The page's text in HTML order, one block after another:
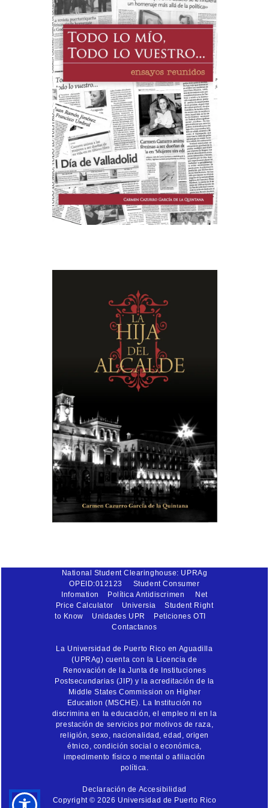
National Student Clearinghouse: UPRAg
OPEID:012123
Student Consumer
Infomation
Política Antidiscrimen
Net
Price Calculator
Universia
Student Right
to Know
Unidades UPR
Peticiones OTI
Contactanos
La Universidad de Puerto Rico en Aguadilla
(UPRAg) cuenta con la Licencia de
Renovación de la Junta de Instituciones
Postsecundarias (JIP) y la acreditación de la
Middle States Commission on Higher
Education (MSCHE). La Institución no
discrimina en la educación, el empleo ni en la
prestación de servicios por motivos de raza,
religión, sexo, nacionalidad, edad, origen
étnico, condición social o económica,
impedimento físico o mental o afiliación
política.
Declaración de Accesibilidad
Copyright © 2026 Universidad de Puerto Rico